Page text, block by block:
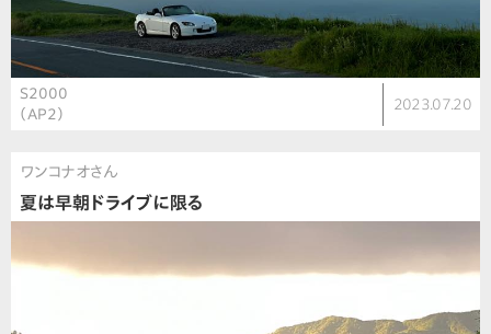
S2000
（AP2）
2023.07.20
ワンコナオさん
夏は早朝ドライブに限る